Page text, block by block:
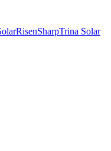
RisenSharpTrina Solar